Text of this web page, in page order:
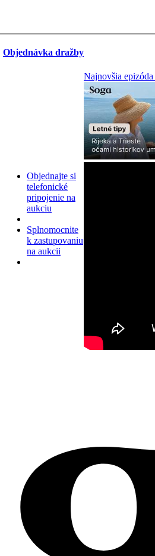
Objednávka dražby
Objednajte si
telefonické
pripojenie na
aukciu
Splnomocnite
k zastupovaniu
na aukcii
Najnovšia epizóda